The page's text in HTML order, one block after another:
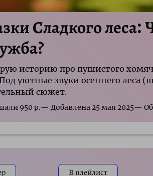
Сладкого
историю про пушистого
уютные звуки осеннего леса
сюжет.
р.
В плейлист